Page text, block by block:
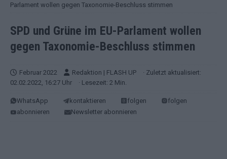
Parlament wollen gegen Taxonomie-Beschluss stimmen
SPD und Grüne im EU-Parlament wollen
gegen Taxonomie-Beschluss stimmen
Februar 2022 Redaktion | FLASH UP
· Zuletzt aktualisiert:
02.02.2022, 16:27 Uhr
· Lesezeit: 2 Min.
WhatsApp kontaktieren folgen
folgen
abonnieren
Newsletter abonnieren